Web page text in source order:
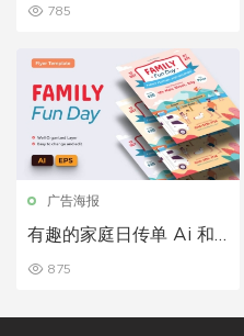
785
广告海报
有趣的家庭日传单 Ai 和
875